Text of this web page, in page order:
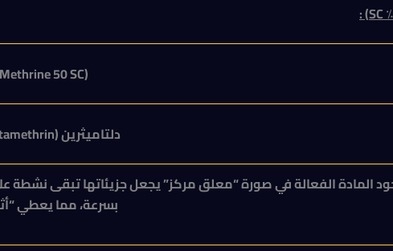
(D-Methrine 50 SC ) دي ميثرين ٥٪ SC
دلتاميثرين (
المادة الفعالة في صورة “معلق مركز” يجعل جزيئاتها تبقى نشطة
بسرعة، مما يعطي